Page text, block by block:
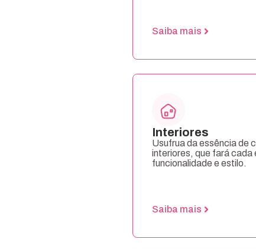
Saiba mais
Interiores
Usufrua da essência de
interiores, que fará cada
funcionalidade e estilo.
Saiba mais